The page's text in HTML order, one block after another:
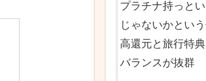
プラチナ持っと
じゃないかとい
高還元と旅行特
バランスが抜群